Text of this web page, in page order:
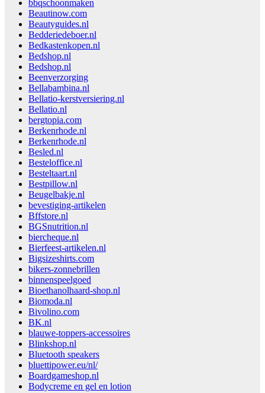
bbqschoonmaken
Beautinow.com
Beautyguides.nl
Bedderiedeboer.nl
Bedkastenkopen.nl
Bedshop.nl
Bedshop.nl
Beenverzorging
Bellabambina.nl
Bellatio-kerstversiering.nl
Bellatio.nl
bergtopia.com
Berkenrhode.nl
Berkenrhode.nl
Besled.nl
Besteloffice.nl
Besteltaart.nl
Bestpillow.nl
Beugelbakje.nl
bevestiging-artikelen
Bffstore.nl
BGSnutrition.nl
biercheque.nl
Bierfeest-artikelen.nl
Bigsizeshirts.com
bikers-zonnebrillen
binnenspeelgoed
Bioethanolhaard-shop.nl
Biomoda.nl
Bivolino.com
BK.nl
blauwe-toppers-accessoires
Blinkshop.nl
Bluetooth speakers
bluettipower.eu/nl/
Boardgameshop.nl
Bodycreme en gel en lotion